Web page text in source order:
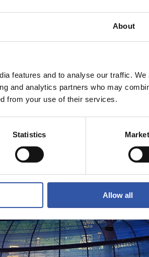
About
features and to analyse our traffic. We
and analytics partners who may
from your use of their services.
Statistics
Allow all